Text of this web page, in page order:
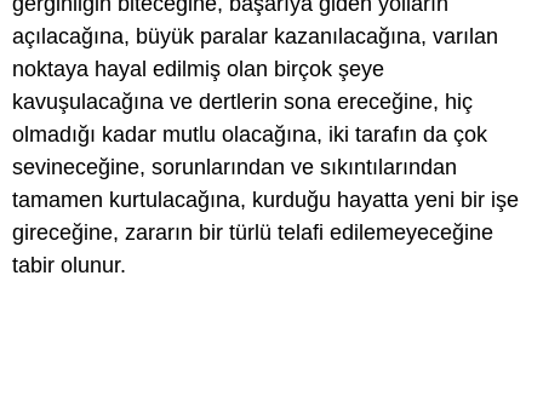
açılacağına, büyük paralar kazanılacağına, varılan
noktaya hayal edilmiş olan birçok şeye
kavuşulacağına ve dertlerin sona ereceğine, hiç
olmadığı kadar mutlu olacağına, iki tarafın da çok
sevineceğine, sorunlarından ve sıkıntılarından
tamamen kurtulacağına, kurduğu hayatta yeni bir işe
gireceğine, zararın bir türlü telafi edilemeyeceğine
tabir olunur.